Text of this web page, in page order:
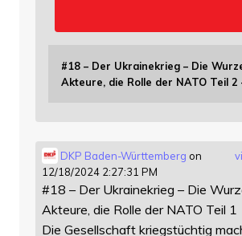
#18 – Der Ukrainekrieg – Die
Akteure, die Rolle der NATO Teil 2
DKP Baden-Württemberg on
12/18/2024 2:27:31 PM
#18 – Der Ukrainekrieg – Die
Akteure, die Rolle der NATO Teil 1
Die Gesellschaft kriegstüchtig